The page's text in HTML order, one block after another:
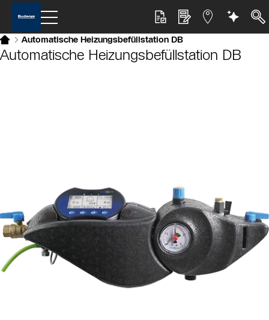
Automatische Heizungsbefüllstation DB
Automatische Heizungsbefüllstation DB